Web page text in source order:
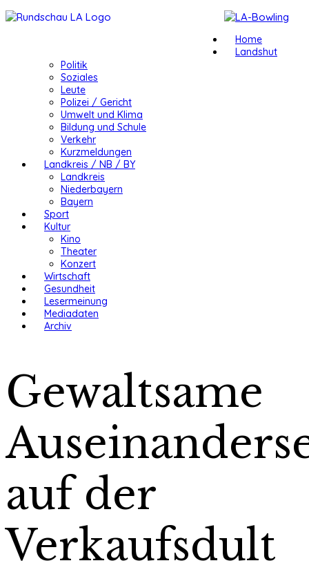
Home
Landshut
Politik
Soziales
Leute
Polizei / Gericht
Umwelt und Klima
Bildung und Schule
Verkehr
Kurzmeldungen
Landkreis / NB / BY
Landkreis
Niederbayern
Bayern
Sport
Kultur
Kino
Theater
Konzert
Wirtschaft
Gesundheit
Lesermeinung
Mediadaten
Archiv
Gewaltsame
auf der
Verkaufsdult